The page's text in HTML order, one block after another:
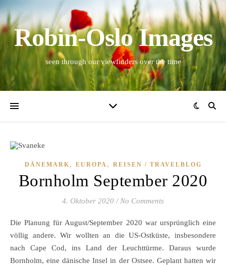
Robin-Oslo Images
seen through our viewfinders over the time
DÄNEMARK , EUROPA , REISEN / TRAVELBLOG
Bornholm September 2020
4. Oktober 2020 / No Comments
Die Planung für August/September 2020 war ursprünglich eine
völlig andere. Wir wollten an die US-Ostküste, insbesondere
nach Cape Cod, ins Land der Leuchttürme. Daraus wurde
Bornholm, eine dänische Insel in der Ostsee. Geplant hatten wir